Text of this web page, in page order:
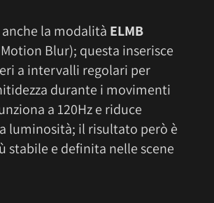
anche la modalità ELMB
Blur); questa inserisce
a intervalli regolari per
durante i movimenti
a 120Hz e riduce
luminosità; il risultato però è
stabile e definita nelle scene